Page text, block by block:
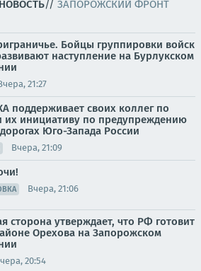
// ЗАПОРОЖСКИЙ ФРОНТ
Бойцы группировки войск
наступление на Бурлукском
21:27
поддерживает своих коллег по
инициативу по предупреждению
Юго-Запада России
Вчера, 21:09
Вчера, 21:06
сторона утверждает, что РФ готовит
Орехова на Запорожском
20:54